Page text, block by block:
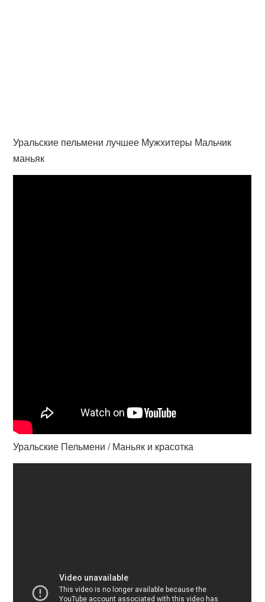
Уральские пельмени лучшее Мужхитеры Мальчик
маньяк
Уральские Пельмени / Маньяк и красотка